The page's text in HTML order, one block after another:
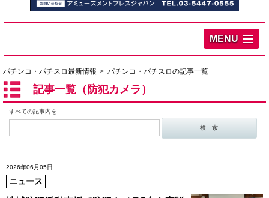
MENU
パチンコ・パチスロ最新情報 パチンコ・パチスロの記事一覧
記事一覧（防犯カメラ）
すべての記事内を
2026年06月05日
ニュース